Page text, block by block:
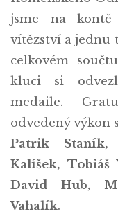
jsme na kontě
vítězství a jednu
celkovém
kluci si
medaile.
odvedený výkon
Patrik Staník,
Kalíšek, Tobiáš
David Hub,
Vahalík.